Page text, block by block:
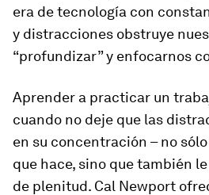
era de tecnología con
y distracciones obstruye
“profundizar” y enfocarnos
Aprender a practicar un
cuando no deje que las
en su concentración – no
que hace, sino que también
de plenitud. Cal Newport